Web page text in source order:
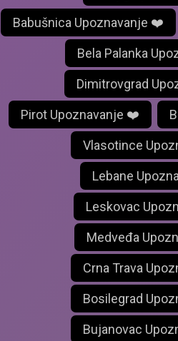
Babušnica Upoznavanje ❤️
Bela Palanka
Dimitrovgrad
Pirot Upoznavanje ❤️
Vlasotince
Lebane
Leskovac
Medveđa
Crna Trava
Bosilegrad
Bujanovac